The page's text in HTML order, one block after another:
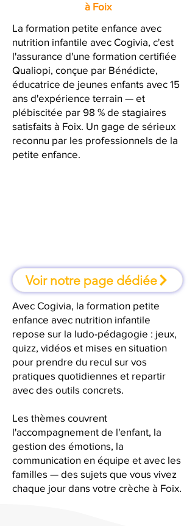
à Foix
La formation petite enfance avec
nutrition infantile avec Cogivia, c'est
l'assurance d'une formation certifiée
Qualiopi, conçue par Bénédicte,
éducatrice de jeunes enfants avec 15
ans d'expérience terrain — et
plébiscitée par 98 % de stagiaires
satisfaits à Foix. Un gage de sérieux
reconnu par les professionnels de la
petite enfance.
Voir notre page dédiée
Avec Cogivia, la formation petite
enfance avec nutrition infantile
repose sur la ludo-pédagogie : jeux,
quizz, vidéos et mises en situation
pour prendre du recul sur vos
pratiques quotidiennes et repartir
avec des outils concrets.
Les thèmes couvrent
l'accompagnement de l'enfant, la
gestion des émotions, la
communication en équipe et avec les
familles — des sujets que vous vivez
chaque jour dans votre crèche à Foix.